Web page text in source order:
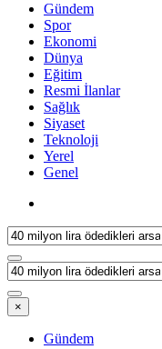
Gündem
Spor
Ekonomi
Dünya
Eğitim
Resmi İlanlar
Sağlık
Siyaset
Teknoloji
Yerel
Genel
×
Gündem